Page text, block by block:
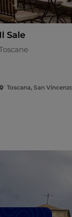
Il Sale
Toscana, San